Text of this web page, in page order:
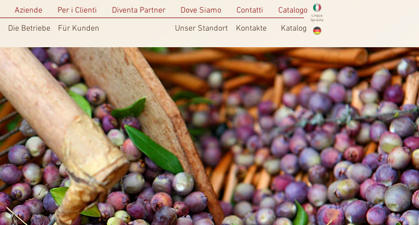
Aziende Per i Clienti Diventa Partner Dove Siamo Contatti Catalogo
Lingua
Sprache
Die Betriebe Für Kunden Unser Standort Kontakte Katalog